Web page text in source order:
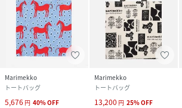
Marimekko
トートバッグ
5,676 円 40%OFF
Marimekko
トートバッグ
13,200 円 25%OFF